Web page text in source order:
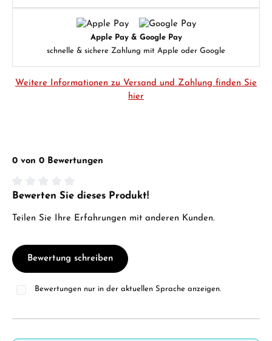
Apple Pay & Google Pay
schnelle & sichere Zahlung mit Apple oder Google
Weitere Informationen zu Versand und Zahlung finden Sie
hier
0 von 0 Bewertungen
Durchschnittliche Bewertung von 0 von 5 Sternen
Bewerten Sie dieses Produkt!
Teilen Sie Ihre Erfahrungen mit anderen Kunden.
Bewertung schreiben
Bewertungen nur in der aktuellen Sprache anzeigen.